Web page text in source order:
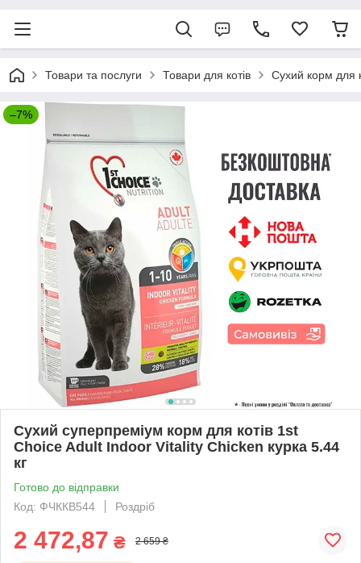
Товари та послуги Товари для котів Сухий корм для
–7%
Сухий суперпреміум корм для котів 1st
Choice Adult Indoor Vitality Chicken курка 5.44
кг
Готово до відправки
Код: ФЧККВ544
Роздріб
2 472,87 ₴ 2 659 ₴